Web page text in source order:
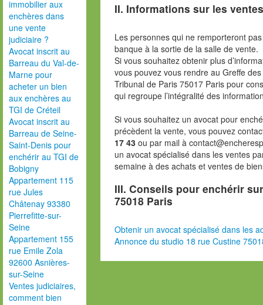
immobilier aux
enchères dans
une vente
judiciaire ?
Avocat inscrit au
Barreau du Val-de-
Marne pour
acheter un bien
aux enchères au
TGI de Créteil
Avocat inscrit au
Barreau de Seine-
Saint-Denis pour
enchérir au TGI de
Bobigny
Appartement 115
rue Jules
Châtenay 93380
Pierrefitte-sur-
Seine
Appartement 155
rue Emile Zola
92600 Asnières-
sur-Seine
Ventes judiciaires,
comment bien
II. Informations sur les
Les personnes qui ne remporteront
banque à la sortie de la salle de vente.
Si vous souhaitez obtenir plus
vous pouvez vous rendre au Greffe
Tribunal de Paris 75017 Paris pour
qui regroupe l’intégralité des
Si vous souhaitez un avocat pour
précèdent la vente, vous pouvez
17 43 ou par mail à
un avocat spécialisé dans les ventes
semaine à des achats et ventes de
III. Conseils pour enchérir
75018 Paris
Obtenir un avocat spécialisé dans les
Annonce du studio 18 rue Custine